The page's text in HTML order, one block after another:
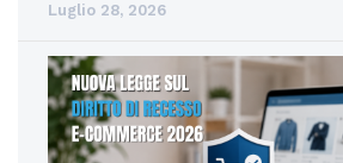
Luglio 28, 2026